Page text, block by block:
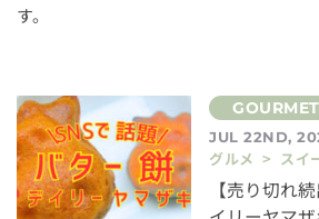
す。
JUL 22ND,
グルメ > スイ
【売り切れ